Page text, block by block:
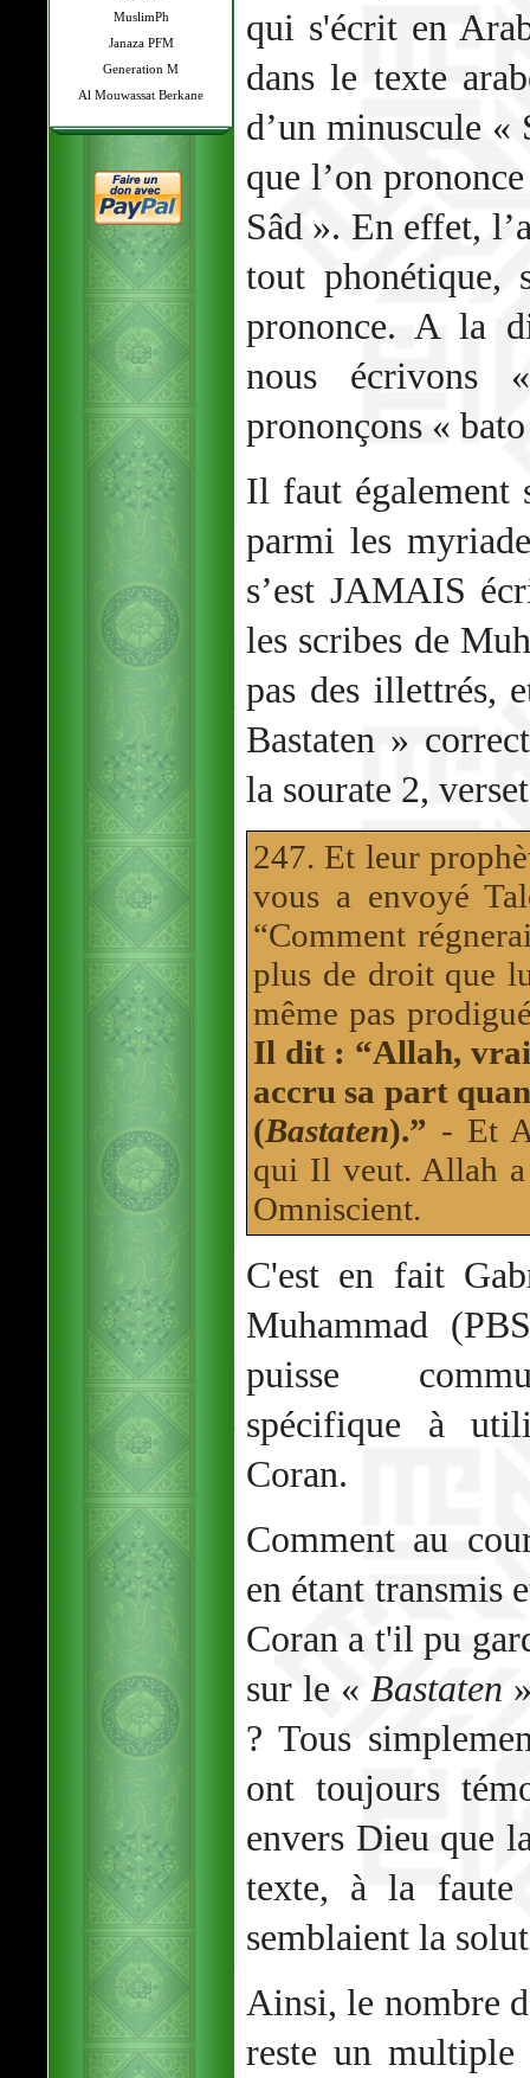
MuslimPh
Janaza PFM
Generation M
Al Mouwassat Berkane
qui s'écrit en
dans le texte
d’un minuscule «
que l’on
Sâd ». En effet,
tout phonétique,
prononce. A la
nous écrivons
prononçons «
Il faut
parmi les
s’est JAMAIS
les scribes de
pas des illettrés,
Bastaten »
la sourate 2,
247. Et leur
vous a envoyé
“Comment
plus de droit que
même pas
Il dit : “Allah,
accru sa part
(Bastaten).” - Et
qui Il veut. Allah
Omniscient.
C'est en fait
Muhammad
puisse
spécifique à
Coran.
Comment au
en étant transmis
Coran a t'il pu
sur le « Bastaten
? Tous
ont toujours
envers Dieu que
texte, à la faute
semblaient la
Ainsi, le nombre
reste un